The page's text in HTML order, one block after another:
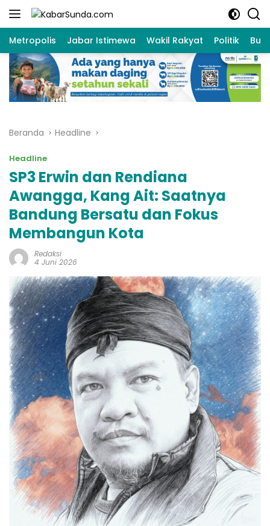
Langsung
Metropolis Jabar Istimewa Wakil Rakyat Politik
Beranda Headline
Headline
SP3 Erwin dan Rendiana
Awangga, Kang Ait: Saatnya
Bandung Bersatu dan Fokus
Membangun Kota
Redaksi
4 Juni 2026